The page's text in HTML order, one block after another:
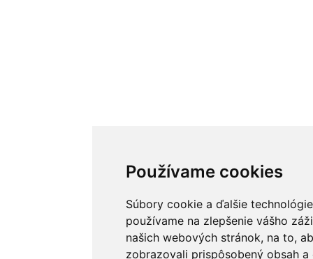
Používame cookies
Súbory cookie a ďalšie
používame na zlepšenie vášho
našich webových stránok, na to,
zobrazovali prispôsobený obsah a